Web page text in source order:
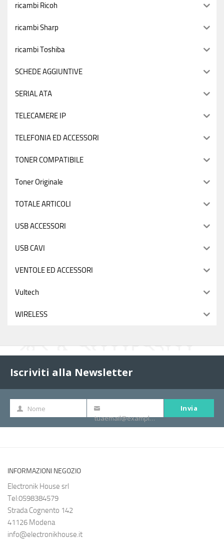
ricambi Ricoh
ricambi Sharp
ricambi Toshiba
SCHEDE AGGIUNTIVE
SERIAL ATA
TELECAMERE IP
TELEFONIA ED ACCESSORI
TONER COMPATIBILE
Toner Originale
TOTALE ARTICOLI
USB ACCESSORI
USB CAVI
VENTOLE ED ACCESSORI
Vultech
WIRELESS
Iscriviti alla Newsletter
Nome
Nome
tua
tuaemail@example.com
Invia
INFORMAZIONI NEGOZIO
Electronik House srl
Tel:0598384579
Strada Cognento 142
41126 Modena
info@electronikhouse.it